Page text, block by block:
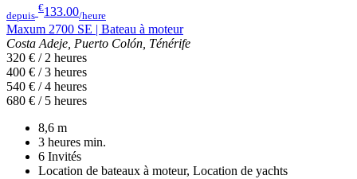
depuis
€133.00/heure
Maxum 2700 SE | Bateau à moteur
Costa Adeje, Puerto Colón, Ténérife
320 € / 2 heures
400 € / 3 heures
540 € / 4 heures
680 € / 5 heures
8,6 m
3 heures min.
6 Invités
Location de bateaux à moteur, Location de yachts